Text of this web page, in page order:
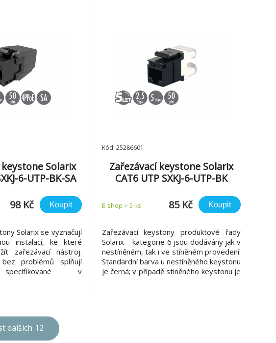
Solarix
6-UTP-BK-SA
98 Kč Koupit
Solarix se vyznačují
instalací, ke které
zařezávací nástroj.
problémů splňují
v
Kód: 25286601
Zařezávací keystone Solarix
CAT6 UTP SXKJ-6-UTP-BK
E-shop > 5 ks 85 Kč Koupit
Zařezávací keystony produktové řady
Solarix – kategorie 6 jsou dodávány jak v
nestíněném, tak i ve stíněném provedení.
Standardní barva u nestíněného keystonu
je černá; v případě stíněného keystonu je
dalších 12